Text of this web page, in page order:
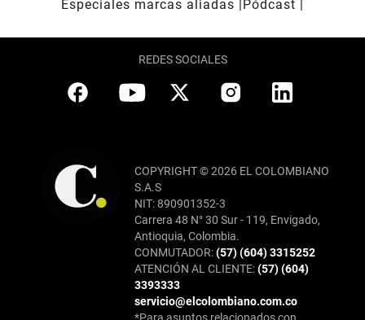
Especiales marcas aliadas
Pódcast
REDES SOCIALES
COPYRIGHT © 2026 EL COLOMBIANO
S.A.S
NIT: 890901352-3
Carrera 48 N° 30 Sur - 119, Envigado,
Antioquia, Colombia.
CONMUTADOR:(57) (604) 3315252
ATENCIÓN AL CLIENTE:(57) (604)
3393333
servicio@elcolombiano.com.co